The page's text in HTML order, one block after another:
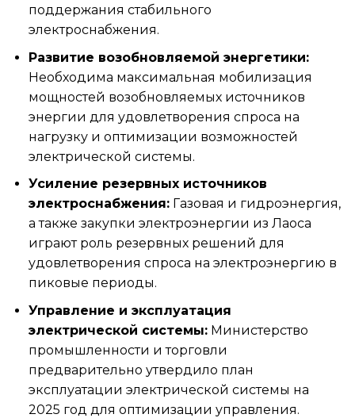
поддержания стабильного
электроснабжения.
Развитие возобновляемой энергетики:
Необходима максимальная мобилизация
мощностей возобновляемых источников
энергии для удовлетворения спроса на
нагрузку и оптимизации возможностей
электрической системы.
Усиление резервных источников
электроснабжения:Газовая и гидроэнергия,
а также закупки электроэнергии из Лаоса
играют роль резервных решений для
удовлетворения спроса на электроэнергию в
пиковые периоды.
Управление и эксплуатация
электрической системы:Министерство
промышленности и торговли
предварительно утвердило план
эксплуатации электрической системы на
2025 год для оптимизации управления.